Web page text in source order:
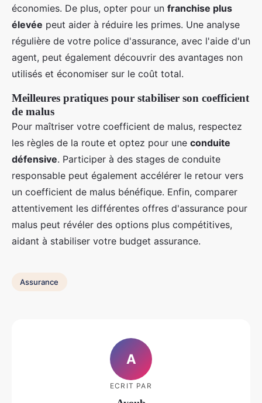
économies. De plus, opter pour un franchise plus
élevée peut aider à réduire les primes. Une analyse
régulière de votre police d'assurance, avec l'aide d'un
agent, peut également découvrir des avantages non
utilisés et économiser sur le coût total.
Meilleures pratiques pour stabiliser son coefficient
de malus
Pour maîtriser votre coefficient de malus, respectez
les règles de la route et optez pour une conduite
défensive. Participer à des stages de conduite
responsable peut également accélérer le retour vers
un coefficient de malus bénéfique. Enfin, comparer
attentivement les différentes offres d'assurance pour
malus peut révéler des options plus compétitives,
aidant à stabiliser votre budget assurance.
Assurance
A
ECRIT PAR